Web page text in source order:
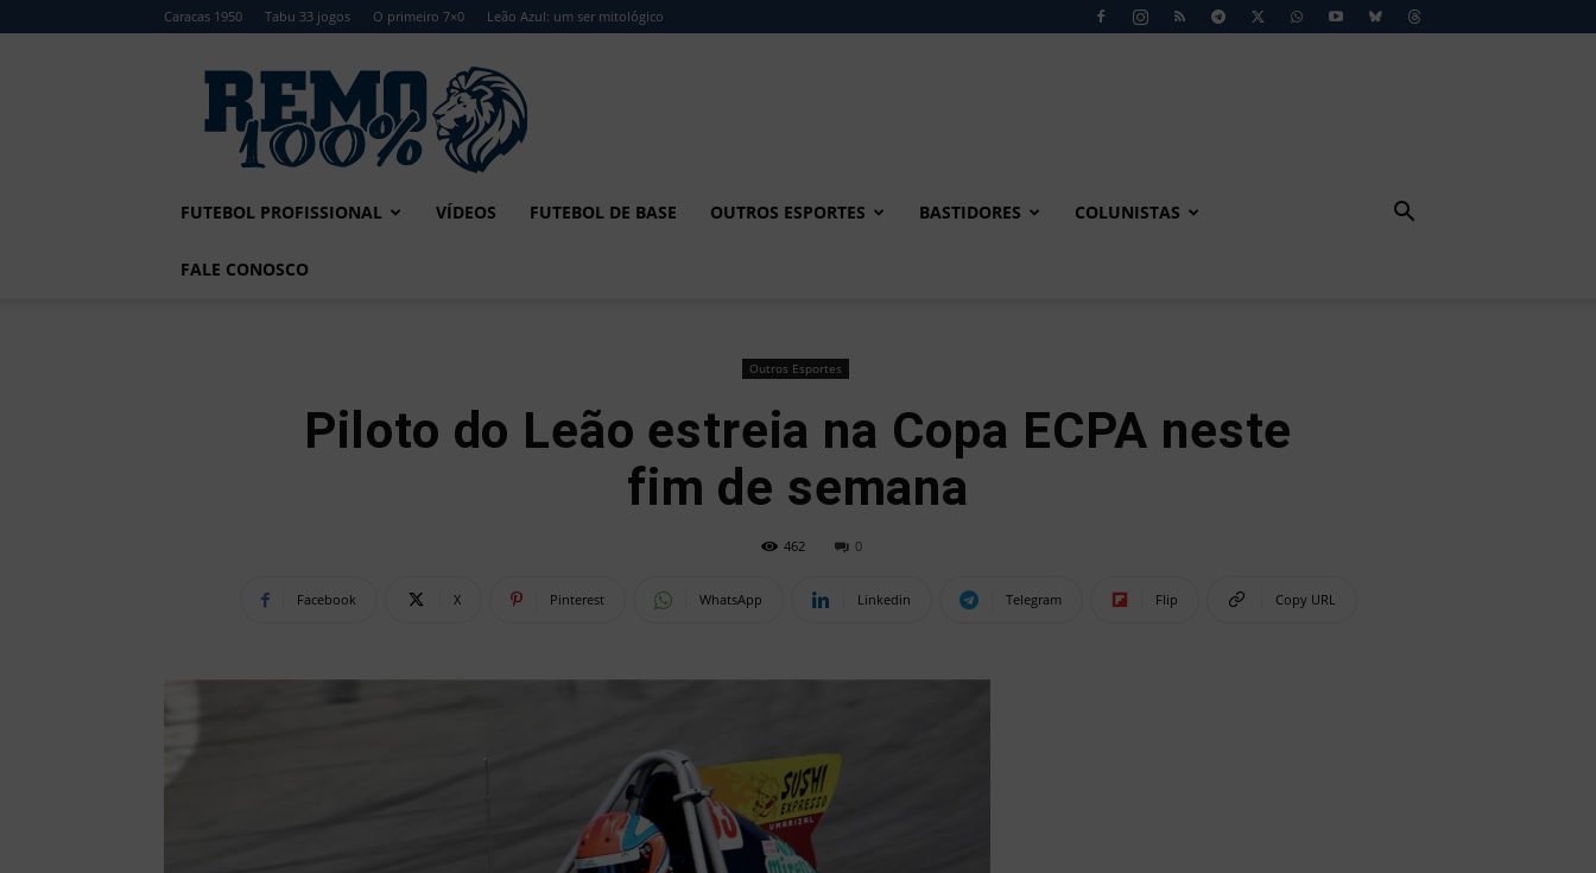
Caracas 1950 Tabu 33 jogos O primeiro 7×0 Leão Azul: um ser mitológico
Remo
FUTEBOL PROFISSIONAL VÍDEOS FUTEBOL DE BASE OUTROS ESPORTES BASTIDORES COLUNISTAS
FALE CONOSCO
Outros Esportes
Piloto do Leão estreia na Copa ECPA neste
fim de semana
462 0
Facebook X Pinterest WhatsApp Linkedin Telegram Flip Copy URL